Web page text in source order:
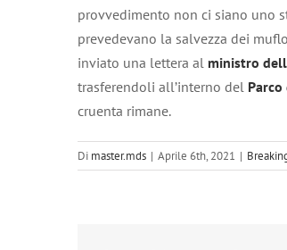
provvedimento non ci siano uno
prevedevano la salvezza dei
inviato una lettera al ministro
trasferendoli all’interno del
cruenta rimane.
Di master.mds | Aprile 6th, 2021 |